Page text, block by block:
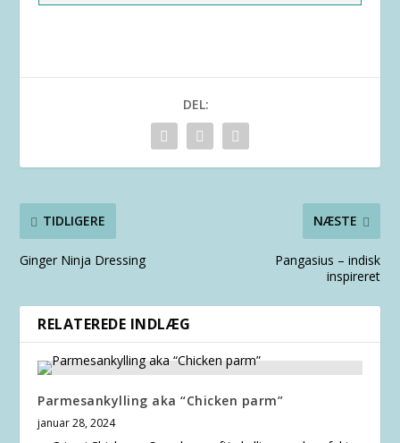
DEL:
TIDLIGERE
Ginger Ninja Dressing
NÆSTE
Pangasius – indisk
inspireret
RELATEREDE INDLÆG
Parmesankylling aka “Chicken parm”
januar 28, 2024